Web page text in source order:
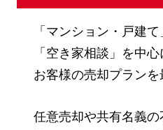
「マンション・戸建て
「空き家相談」を中心
お客様の売却プランを
任意売却や共有名義の